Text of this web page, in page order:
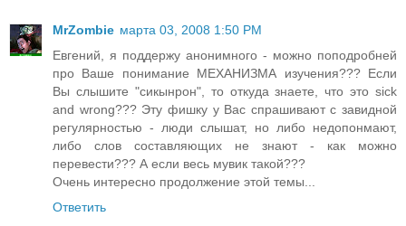
MrZombie марта 03, 2008 1:50 PM
Евгений, я поддержу анонимного - можно поподробней
про Ваше понимание МЕХАНИЗМА изучения??? Если
Вы слышите "сикынрон", то откуда знаете, что это sick
and wrong??? Эту фишку у Вас спрашивают с завидной
регулярностью - люди слышат, но либо недопонмают,
либо слов составляющих не знают - как можно
перевести??? А если весь мувик такой???
Очень интересно продолжение этой темы...
Ответить